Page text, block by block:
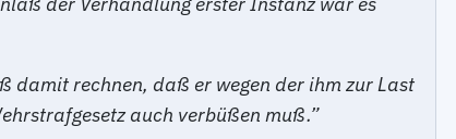
damit rechnen, daß er wegen der ihm zur Last
auch verbüßen muß.”